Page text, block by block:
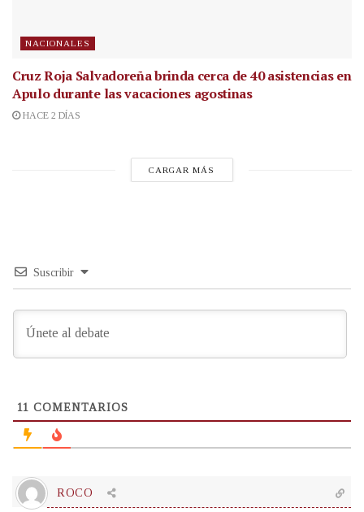
NACIONALES
Cruz Roja Salvadoreña brinda cerca de 40 asistencias en
Apulo durante las vacaciones agostinas
HACE 2 DÍAS
CARGAR MÁS
Suscribir
11 COMENTARIOS
ROCO